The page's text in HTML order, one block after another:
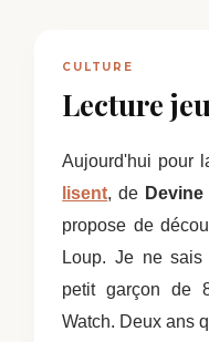
CULTURE
Lecture
Aujourd'hui pour
lisent, de
propose de
Loup. Je ne
petit garçon de
Watch. Deux ans